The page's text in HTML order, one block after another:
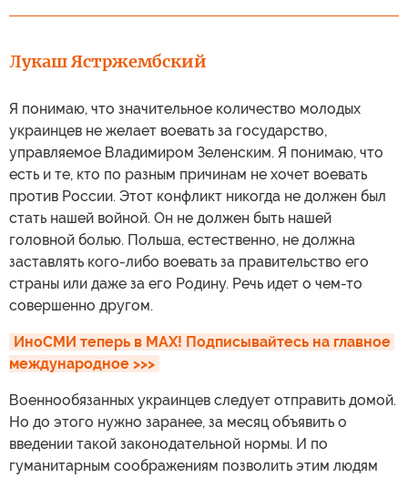
Лукаш Ястржембский
Я понимаю, что значительное количество молодых
украинцев не желает воевать за государство,
управляемое Владимиром Зеленским. Я понимаю, что
есть и те, кто по разным причинам не хочет воевать
против России. Этот конфликт никогда не должен был
стать нашей войной. Он не должен быть нашей
головной болью. Польша, естественно, не должна
заставлять кого-либо воевать за правительство его
страны или даже за его Родину. Речь идет о чем-то
совершенно другом.
ИноСМИ теперь в MAX! Подписывайтесь на главное
международное >>>
Военнообязанных украинцев следует отправить домой.
Но до этого нужно заранее, за месяц объявить о
введении такой законодательной нормы. И по
гуманитарным соображениям позволить этим людям